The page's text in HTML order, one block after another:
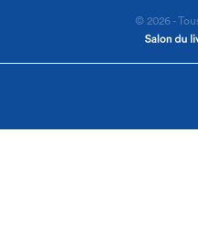
© 2026 -